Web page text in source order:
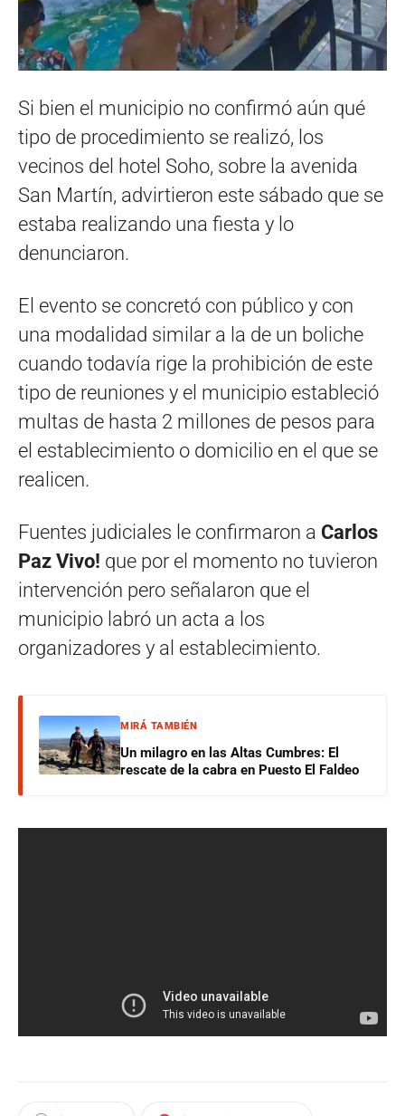
Si bien el municipio no confirmó aún qué
tipo de procedimiento se realizó, los
vecinos del hotel Soho, sobre la avenida
San Martín, advirtieron este sábado que se
estaba realizando una fiesta y lo
denunciaron.
El evento se concretó con público y con
una modalidad similar a la de un boliche
cuando todavía rige la prohibición de este
tipo de reuniones y el municipio estableció
multas de hasta 2 millones de pesos para
el establecimiento o domicilio en el que se
realicen.
Fuentes judiciales le confirmaron a Carlos
Paz Vivo! que por el momento no tuvieron
intervención pero señalaron que el
municipio labró un acta a los
organizadores y al establecimiento.
MIRÁ TAMBIÉN
Un milagro en las Altas Cumbres: El
rescate de la cabra en Puesto El Faldeo